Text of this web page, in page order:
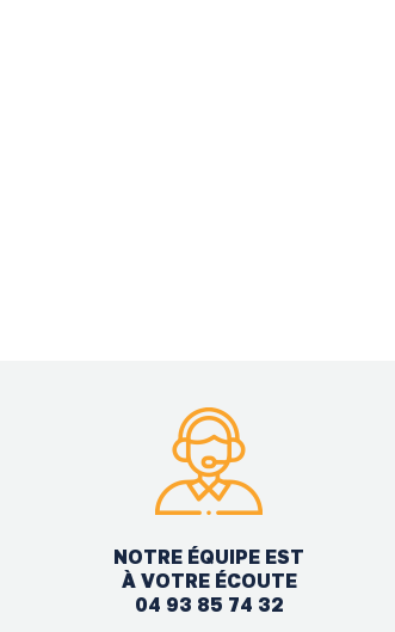
NOTRE ÉQUIPE EST
À VOTRE ÉCOUTE
04 93 85 74 32